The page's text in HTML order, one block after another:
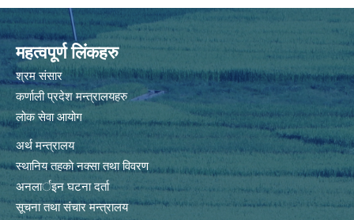
महत्वपूर्ण लिंकहरु
श्रम संसार
कर्णाली प्रदेश मन्त्रालयहरु
लोक सेवा आयोग
अर्थ मन्त्रालय
स्थानिय तहकाे नक्सा तथा विवरण
अनलार्इन घटना दर्ता
सूचना तथा संचार मन्त्रालय